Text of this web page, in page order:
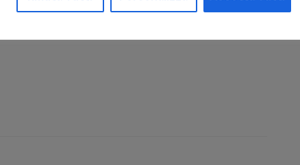
digitale? seguite il nostro